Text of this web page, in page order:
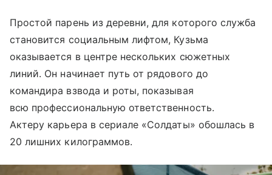
Простой парень из деревни, для которого служба
становится социальным лифтом, Кузьма
оказывается в центре нескольких сюжетных
линий. Он начинает путь от рядового до
командира взвода и роты, показывая
всю профессиональную ответственность.
Актеру карьера в сериале «Солдаты» обошлась в
20 лишних килограммов.